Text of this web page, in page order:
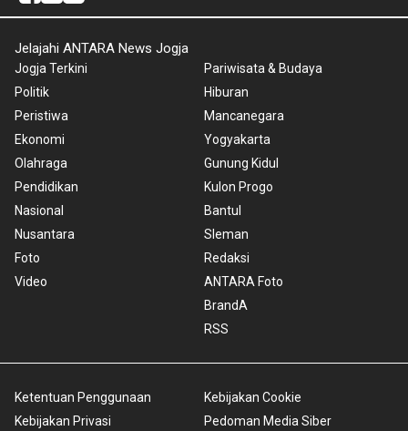
Jelajahi ANTARA News Jogja
Jogja Terkini
Politik
Peristiwa
Ekonomi
Olahraga
Pendidikan
Nasional
Nusantara
Foto
Video
Pariwisata & Budaya
Hiburan
Mancanegara
Yogyakarta
Gunung Kidul
Kulon Progo
Bantul
Sleman
Redaksi
ANTARA Foto
BrandA
RSS
Ketentuan Penggunaan
Kebijakan Privasi
Kebijakan Cookie
Pedoman Media Siber